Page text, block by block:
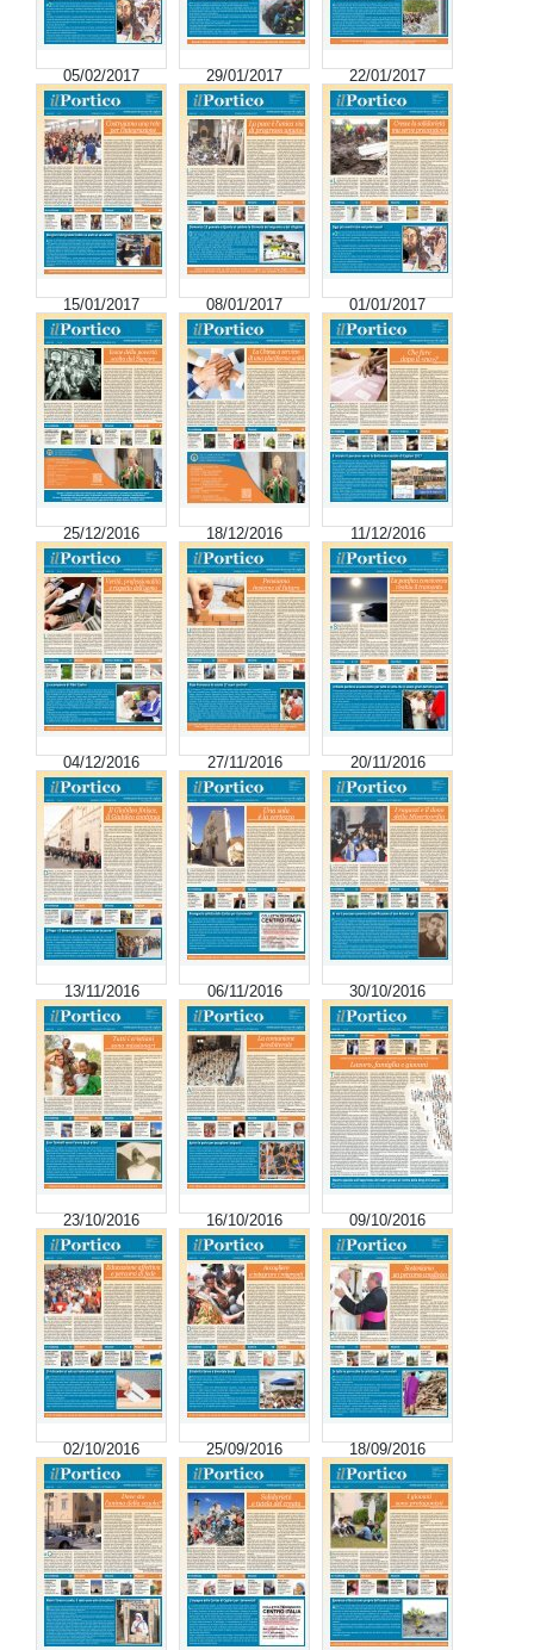
05/02/2017 29/01/2017 22/01/2017
15/01/2017 08/01/2017 01/01/2017
25/12/2016 18/12/2016 11/12/2016
04/12/2016 27/11/2016 20/11/2016
13/11/2016 06/11/2016 30/10/2016
23/10/2016 16/10/2016 09/10/2016
02/10/2016 25/09/2016 18/09/2016